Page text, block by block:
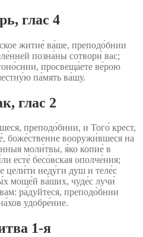
глас 4
житие́ ва́ше, преподо́бнии
позна́ны сотвори́ вас;
просвеща́ете ве́рою
па́мять ва́шу.
глас 2
преподо́бнии, и Того́ крест,
боже́ственне вооружи́вшеся на
моли́твы, я́ко копие́ в
есте́ бесо́вская ополче́ния;
цели́ти неду́ги душ и теле́с
моще́й ва́ших, чуде́с лучи́
ра́дуйтеся, преподо́бнии
удобре́ние.
1‑я